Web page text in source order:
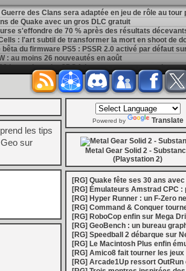
de Quake avec un gros DLC gratuit
s'effondre de 70 % après des résultats
: au moins 26 nouveautés en août
de la Bourse
passe en v0.9.1 avec le support de YouTube
: Fighting Souls n'aura pas de test aujourd'hui
Repairs porte bien son nom
vous invite à regarder Netflix le 27 août à 21h
: la gestion de bolides en plastique, c'est un métier
of Mana, le jeu qui a ensorcelé une génération
ventes de Switch 2 dépassent déjà celles de la
de Halo : Campaign Evolved
Éclatants » arriveront sur Switch 2 en
: après un accueil mitigé, Game Freak va revoir sa
Champions Tactics, le jeu NFT ferme ses portes
: l'hymne ultime à la solitude a déjà quarante ans
le maintien des jeux physiques pour les joueurs
27 veut apporter du sang neuf avec le mode The
médiéval à petit prix pour la rentrée
inspiré des Zelda de la Game Boy arrivera à la
les tips
sur
Powered by Translate
Metal Gear Solid 2 -
(Playstation 2)
[RG] Quake fête ses 30 ans avec
[RG] Émulateurs Amstrad CPC :
[RG] Hyper Runner : un F-Zero
[RG] Command & Conquer
[RG] RoboCop enfin sur Mega
[RG] GeoBench : un bureau
[RG] Speedball 2 débarque sur
[RG] Le Macintosh Plus enfin
[RG] Amico8 fait tourner les jeux
[RG] Arcade1Up ressort OutRun